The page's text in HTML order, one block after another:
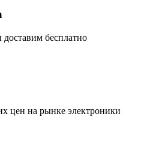
бесплатно
цен на рынке электроники